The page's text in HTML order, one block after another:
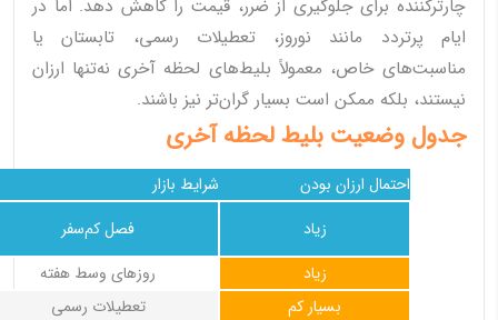
چارترکننده برای جلوگیری از ضرر، قیمت را کاهش دهد. اما در
ایام پرتردد مانند نوروز، تعطیلات رسمی، تابستان یا
مناسبت‌های خاص، معمولاً بلیط‌های لحظه آخری نه‌تنها ارزان
نیستند، بلکه ممکن است بسیار گران‌تر نیز باشند.
جدول وضعیت بلیط لحظه آخری
شرایط بازار
احتمال ارزان بودن
فصل کم‌سفر
زیاد
روزهای وسط هفته
زیاد
تعطیلات رسمی
بسیار کم